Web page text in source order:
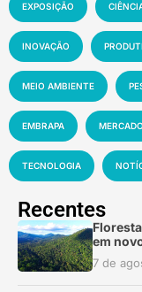
EXPOSIÇÃO
INOVAÇÃO
MEIO AMBIENTE
EMBRAPA
TECNOLOGIA
Recentes
em
7 de